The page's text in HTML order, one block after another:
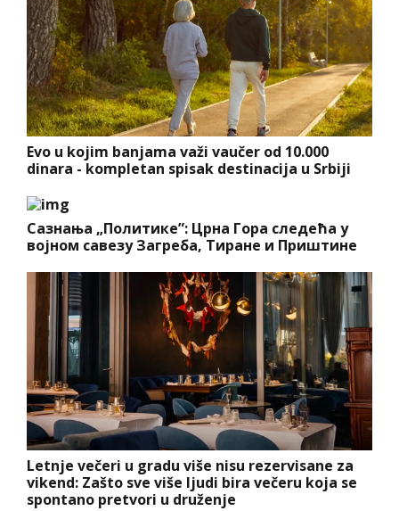
Evo u kojim banjama važi vaučer od 10.000
dinara - kompletan spisak destinacija u Srbiji
Сазнања „Политике”: Црна Гора следећа у
војном савезу Загреба, Тиране и Приштине
Letnje večeri u gradu više nisu rezervisane za
vikend: Zašto sve više ljudi bira večeru koja se
spontano pretvori u druženje